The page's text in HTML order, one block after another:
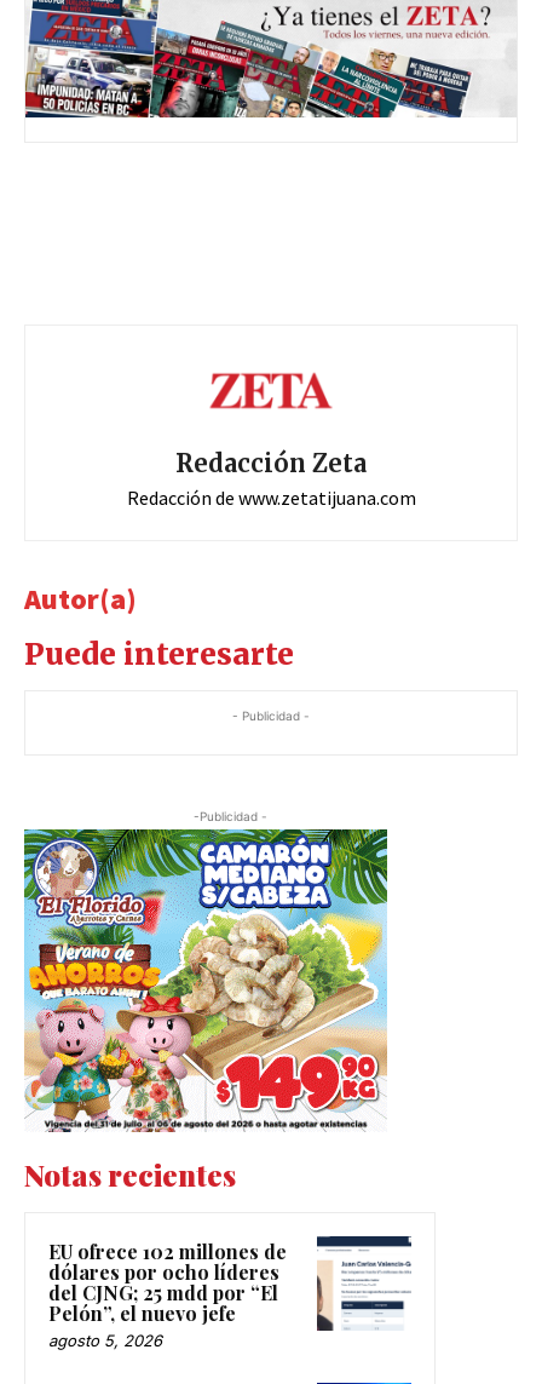
Redacción Zeta
Redacción de www.zetatijuana.com
Autor(a)
Puede interesarte
- Publicidad -
-Publicidad -
Notas recientes
EU ofrece 102 millones de
dólares por ocho líderes
del CJNG; 25 mdd por “El
Pelón”, el nuevo jefe
agosto 5, 2026